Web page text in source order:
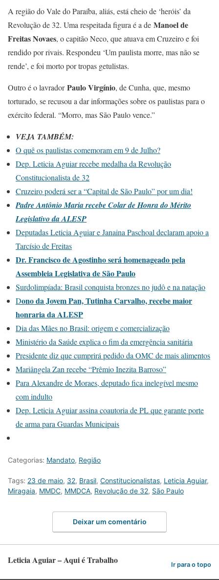
A região do Vale do Paraíba, aliás, está cheio de ‘heróis’ da
Revolução de 32. Uma respeitada figura é a de Manoel de
Freitas Novaes, o capitão Neco, que atuava em Cruzeiro e foi
rendido por rivais. Respondeu ‘Um paulista morre, mas não se
rende’, e foi morto por tropas getulistas.
Outro é o lavradorPaulo Virgínio, de Cunha, que, mesmo
torturado, se recusou a dar informações sobre os paulistas para o
exército federal. “Morro, mas São Paulo vence.”
VEJA TAMBÉM:
O quê os paulistas comemoram em 9 de Julho?
Dep. Leticia Aguiar recebe medalha da Revolução
Constitucionalista de 32
Cruzeiro poderá ser a “Capital de São Paulo” por um dia!
Padre Antônio Maria recebe Colar de Honra do Mérito
Legislativo da ALESP
Deputadas Leticia Aguiar e Janaina Paschoal declaram apoio a
Tarcísio de Freitas
Dr. Francisco de Agostinho será homenageado pela
Assembleia Legislativa de São Paulo
Surdolimpíada: Brasil conquista bronzes no judô e na natação
Dono da Jovem Pan, Tutinha Carvalho, recebe maior
honraria da ALESP
Dia das Mães no Brasil: origem e comercialização
Ministério da Saúde explica o fim da emergência sanitária
Presidente diz que cumprirá pedido da OMC de mais alimentos
Mariângela Zan recebe “Prêmio Inezita Barroso”
Para Alexandre de Moraes, deputado fica inelegível mesmo
com indulto
Dep. Leticia Aguiar assina coautoria de PL que garante porte
de arma para Guardas Municipais
Categorias: Mandato, Região
Tags: 23 de maio, 32, Brasil, Constitucionalistas, Leticia Aguiar,
Miragaia, MMDC, MMDCA, Revolução de 32, São Paulo
Deixar um comentário
Leticia Aguiar – Aqui é Trabalho Ir para o topo